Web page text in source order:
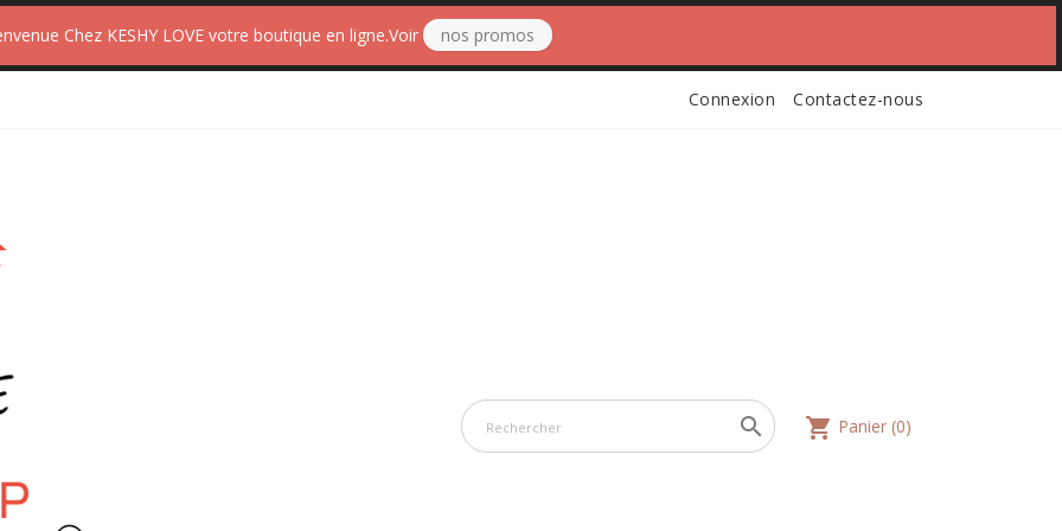
Chez KESHY LOVE votre boutique en ligne.Voir nos promos
Connexion Contactez-nous
shopping_cart Panier (0)
